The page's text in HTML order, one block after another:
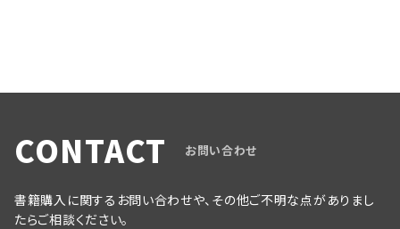
CONTACT お問い合わせ
書籍購入に関するお問い合わせや、その他ご不明な点がありまし
たらご相談ください。